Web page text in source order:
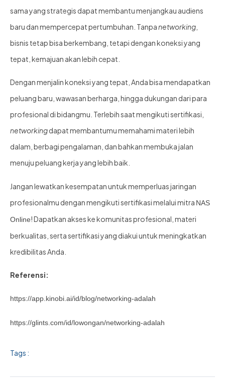
sama yang strategis dapat membantu menjangkau audiens
baru dan mempercepat pertumbuhan. Tanpanetworking
bisnis tetap bisa berkembang, tetapi dengan koneksi yang
tepat, kemajuan akan lebih cepat.
Dengan menjalin koneksi yang tepat, Anda bisa mendapatkan
peluang baru, wawasan berharga, hingga dukungan dari para
profesional di bidangmu. Terlebih saat mengikuti sertifikasi,
networkingdapat membantumu memahami materi lebih
dalam, berbagi pengalaman, dan bahkan membuka jalan
menuju peluang kerja yang lebih baik.
Jangan lewatkan kesempatan untuk memperluas jaringan
profesionalmu dengan mengikuti sertifikasi melalui mitra NAS
Online! Dapatkan akses ke komunitas profesional, materi
berkualitas, serta sertifikasi yang diakui untuk meningkatkan
kredibilitas Anda.
Referensi:
https://app.kinobi.ai/id/blog/networking-adalah
https://glints.com/id/lowongan/networking-adalah
Tags :